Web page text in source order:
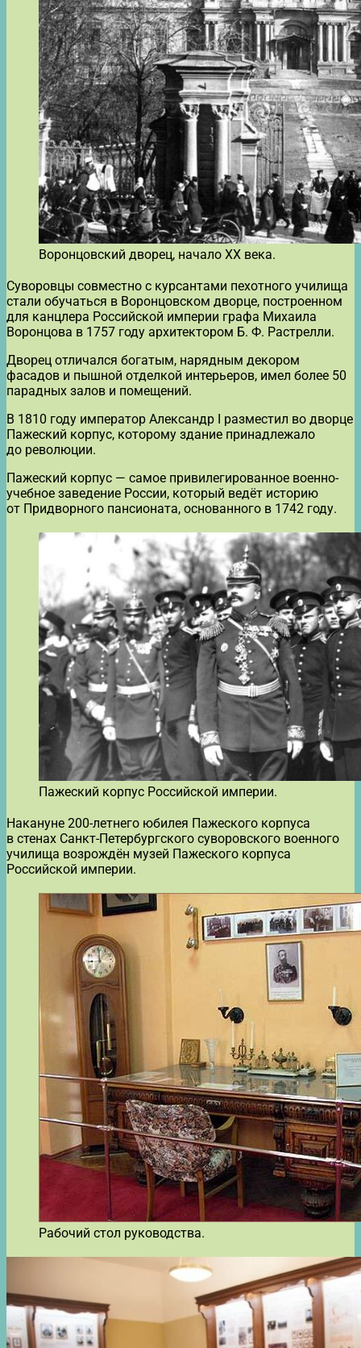
Воронцовский дворец, начало XX века.
Суворовцы совместно с курсантами пехотного училища
стали обучаться в Воронцовском дворце, построенном
для канцлера Российской империи графа Михаила
Воронцова в 1757 году архитектором Б. Ф. Растрелли.
Дворец отличался богатым, нарядным декором
фасадов и пышной отделкой интерьеров, имел более 50
парадных залов и помещений.
В 1810 году император Александр I разместил во дворце
Пажеский корпус, которому здание принадлежало
до революции.
Пажеский корпус — самое привилегированное военно-
учебное заведение России, который ведёт историю
от Придворного пансионата, основанного в 1742 году.
Пажеский корпус Российской империи.
Накануне 200-летнего юбилея Пажеского корпуса
в стенах Санкт-Петербургского суворовского военного
училища возрождён музей Пажеского корпуса
Российской империи.
Рабочий стол руководства.